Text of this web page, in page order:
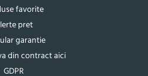
favorite
pret
garantie
din contract aici
GDPR